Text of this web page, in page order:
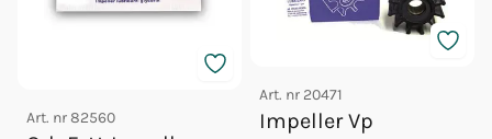
Art. nr82560
Art. nr 20471
Impeller Vp